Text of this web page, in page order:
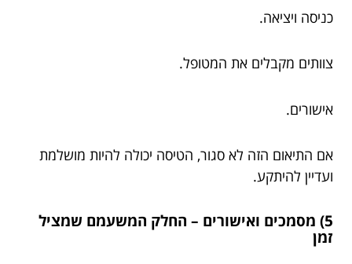
כניסה ויציאה.
צוותים מקבלים את המטופל.
אישורים.
אם התיאום הזה לא סגור, הטיסה יכולה להיות מושלמת
ועדיין להיתקע.
5) מסמכים ואישורים – החלק המשעמם שמציל
זמן